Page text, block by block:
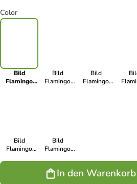
Color
Bild
Flamingo
Bild
Flamingo
Bild
Flamingo
Bild
Flamingo
Bild
Flamingo
Gelb Pastell
In den